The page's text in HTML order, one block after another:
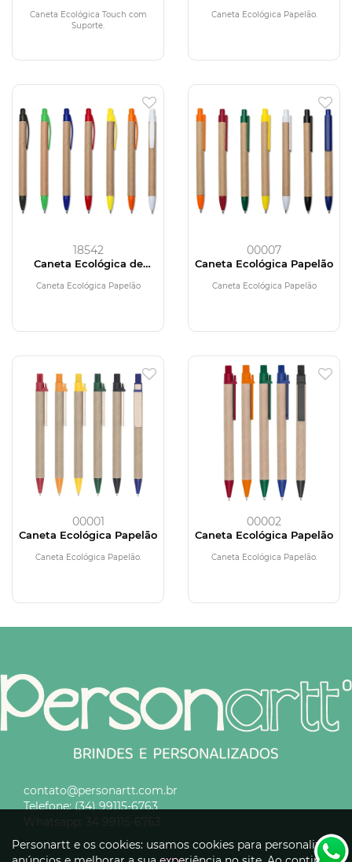
Caneta Ecológica Touch com
Suporte.
Caneta Ecológica Papelão.
18542
Caneta Ecológica de
Caneta Ecológica Papelão
00007
Caneta Ecológica Papelão
Caneta Ecológica Papelão
00001
Caneta Ecológica Papelão
Caneta Ecológica Papelão.
00002
Caneta Ecológica Papelão
Caneta Ecológica Papelão.
contato@personartt.com.br
Telefone:(34) 99115-6763
Whatsapp:
34 99115-6763
Personartt e os cookies: usamos cookies para personalizar